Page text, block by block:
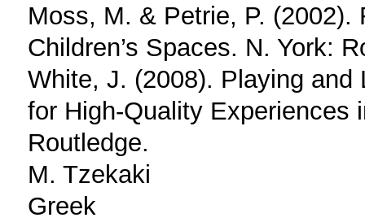
Moss, M. & Petrie, P. (2002).
Children’s Spaces. N. York:
White, J. (2008). Playing
for High-Quality Experiences
Routledge.
M. Tzekaki
Greek